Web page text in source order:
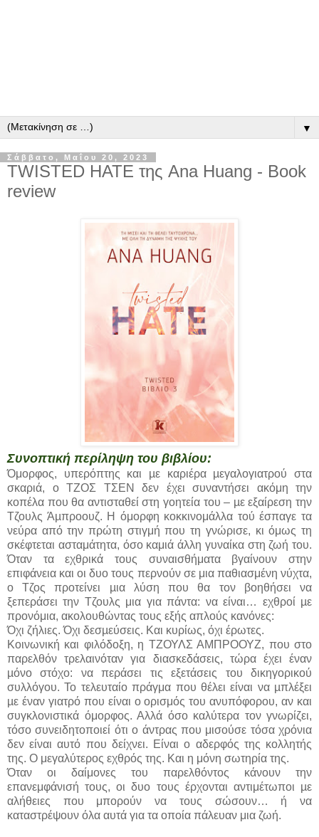
▼
Σάββατο, Μαΐου 20, 2023
TWISTED HATE της Ana Huang - Book
review
Συνοπτική περίληψη του βιβλίου:
Όμορφος, υπερόπτης και µε καριέρα µεγαλογιατρού στα
σκαριά, ο ΤΖΟΣ ΤΣΕΝ δεν έχει συναντήσει ακόμη την
κοπέλα που θα αντισταθεί στη γοητεία του – µε εξαίρεση την
Τζουλς Άµπροουζ. Η όμορφη κοκκινομάλλα τού έσπαγε τα
νεύρα από την πρώτη στιγμή που τη γνώρισε, κι όμως τη
σκέφτεται ασταμάτητα, όσο καμιά άλλη γυναίκα στη ζωή του.
Όταν τα εχθρικά τους συναισθήματα βγαίνουν στην
επιφάνεια και οι δυο τους περνούν σε μια παθιασμένη νύχτα,
ο Τζος προτείνει µια λύση που θα τον βοηθήσει να
ξεπεράσει την Τζουλς μια για πάντα: να είναι… εχθροί µε
προνόμια, ακολουθώντας τους εξής απλούς κανόνες:
Όχι ζήλιες. Όχι δεσµεύσεις. Και κυρίως, όχι έρωτες.
Κοινωνική και φιλόδοξη, η ΤΖΟΥΛΣ ΑΜΠΡΟΟΥΖ, που στο
παρελθόν τρελαινόταν για διασκεδάσεις, τώρα έχει έναν
µόνο στόχο: να περάσει τις εξετάσεις του δικηγορικού
συλλόγου. Το τελευταίο πράγμα που θέλει είναι να µπλέξει
µε έναν γιατρό που είναι ο ορισμός του ανυπόφορου, αν και
συγκλονιστικά όμορφος. Αλλά όσο καλύτερα τον γνωρίζει,
τόσο συνειδητοποιεί ότι ο άντρας που μισούσε τόσα χρόνια
δεν είναι αυτό που δείχνει. Είναι ο αδερφός της κολλητής
της. Ο μεγαλύτερος εχθρός της. Και η μόνη σωτηρία της.
Όταν οι δαίμονες του παρελθόντος κάνουν την
επανεμφάνισή τους, οι δυο τους έρχονται αντιμέτωποι µε
αλήθειες που μπορούν να τους σώσουν… ή να
καταστρέψουν όλα αυτά για τα οποία πάλευαν μια ζωή.